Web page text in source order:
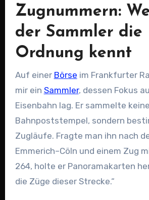
Zugnummern:
der Sammler die
Ordnung kennt
Auf einer Börse im Frankfurter
mir ein Sammler, dessen Fokus
Eisenbahn lag. Er sammelte keine
Bahnpoststempel, sondern
Zugläufe. Fragte man ihn nach
Emmerich–Cöln und einem Zug
264, holte er Panoramakarten
die Züge dieser Strecke.“